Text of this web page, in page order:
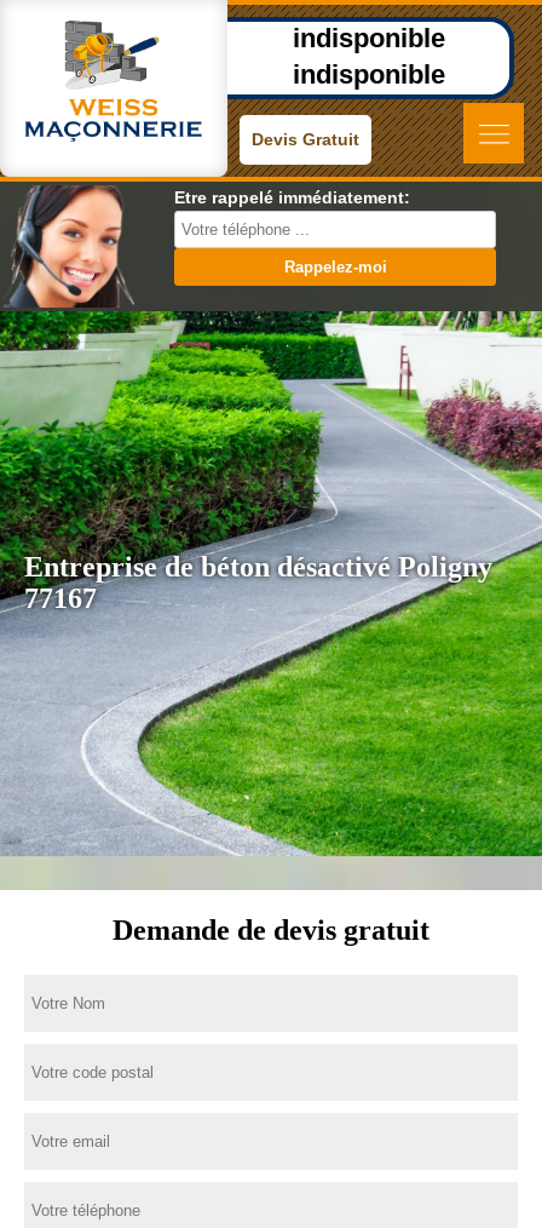
indisponible
indisponible
Devis Gratuit
Etre rappelé immédiatement:
Entreprise de béton désactivé Poligny
77167
Demande de devis gratuit